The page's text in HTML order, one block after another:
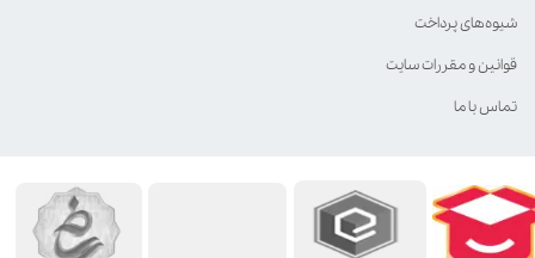
شیوه‌های پرداخت
قوانین و مقررات سایت
تماس با ما